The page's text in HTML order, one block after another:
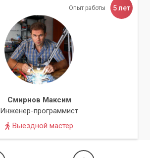
Опыт работы 5 лет
Смирнов Максим
Инженер-программист
Выездной мастер